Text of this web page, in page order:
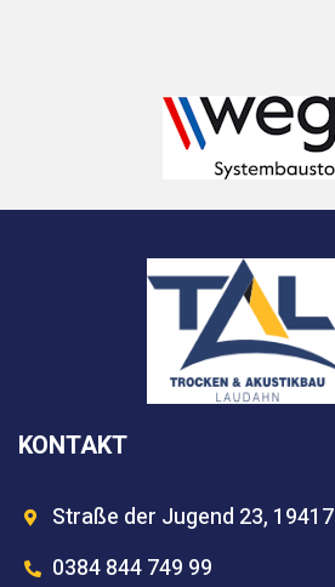
KONTAKT
Straße der Jugend 23,
0384 844 749 99